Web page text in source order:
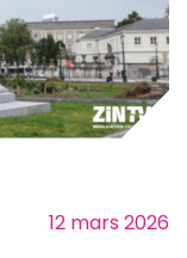
12 mars 2026